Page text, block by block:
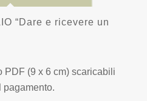
“Dare e ricevere un
PDF (9 x 6 cm) scaricabili
pagamento.